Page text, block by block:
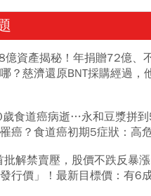
億資產揭秘！年捐贈72億、
？慈濟還原BNT採購經過，
食道癌病逝…永和豆漿拼
癌？食道癌初期5症狀：高
批解禁賣壓，股價不跌反暴
行價」！最新目標價：有6